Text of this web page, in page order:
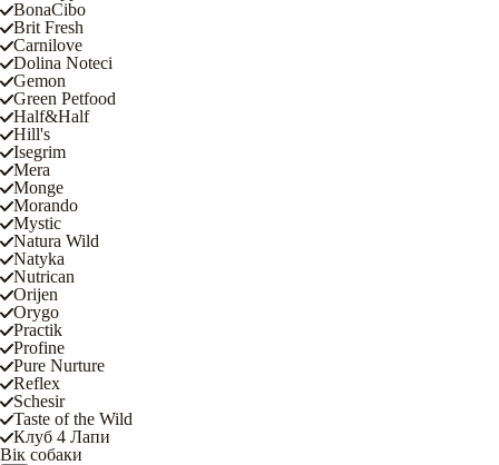
BonaCibo
Brit Fresh
Carnilove
Dolina Noteci
Gemon
Green Petfood
Half&Half
Hill's
Isegrim
Mera
Monge
Morando
Mystic
Natura Wild
Natyka
Nutrican
Orijen
Orygo
Practik
Profine
Pure Nurture
Reflex
Schesir
Taste of the Wild
Клуб 4 Лапи
Вік собаки